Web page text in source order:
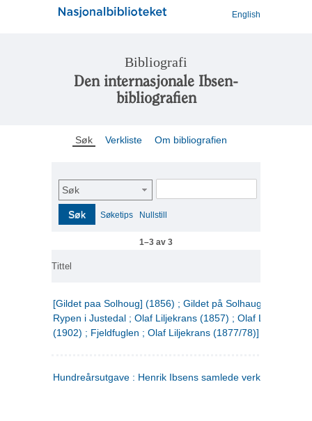
English
Bibliografi
Den internasjonale Ibsen-
bibliografien
Søk Verkliste Om bibliografien
Søk
Søk Søketips Nullstill
1–3 av 3
Tittel
[Gildet paa Solhoug] (1856) ; Gildet på Solhaug (1883) ;
Rypen i Justedal ; Olaf Liljekrans (1857) ; Olaf Liljekrans
(1902) ; Fjeldfuglen ; Olaf Liljekrans (1877/78)]
Hundreårsutgave : Henrik Ibsens samlede verker. 3